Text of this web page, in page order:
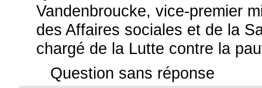
Vandenbroucke, vice-premier
des Affaires sociales et de la
chargé de la Lutte contre la
Question sans réponse